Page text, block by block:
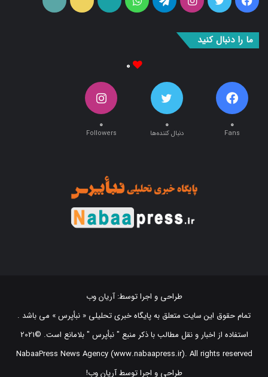
فیس
بوک
توییتراینستاگرامتلگرامواتس
آپارات ایتا
طراحی و اجرا توسط: آریان وب
تمام حقوق این سایت متعلق به پایگاه خبری تحلیلی « نبأپرس » می باشد .
استفاده از اخبار و نقل مطالب با ذکر منبع "‌ نبأپرس " بلامانع است. ©2021
NabaaPress News Agency (www.nabaapress.ir). All rights reserved